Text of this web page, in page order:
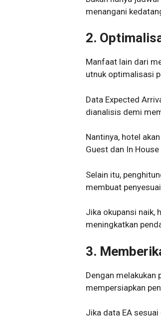
menangani
2.
Manfaat lain dari
utnuk optimalisasi
Data Expected
dianalisis demi
Nantinya, hotel
Guest dan In
Selain itu,
membuat
Jika okupansi naik,
meningkatkan
3.
Dengan melakukan
mempersiapkan
Jika data EA